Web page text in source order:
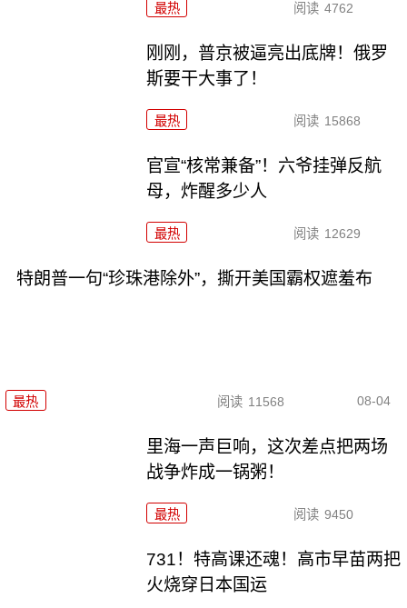
最热 阅读 4762
刚刚，普京被逼亮出底牌！俄罗
斯要干大事了！
最热 阅读 15868
官宣“核常兼备”！六爷挂弹反航
母，炸醒多少人
最热 阅读 12629
特朗普一句“珍珠港除外”，撕开美国霸权遮羞布
最热 阅读 11568 08-04
里海一声巨响，这次差点把两场
战争炸成一锅粥！
最热 阅读 9450
731！特高课还魂！高市早苗两把
火烧穿日本国运